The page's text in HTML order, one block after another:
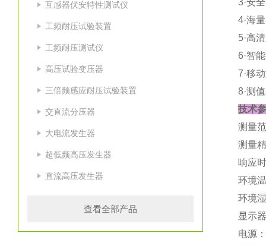
互感器伏安特性测试仪
工频耐压试验装置
工频耐压测试仪
高压试验变压器
三倍频感应耐压试验装置
交直流分压器
大电流发生器
超低频高压发生器
直流高压发生器
查看全部产品
3·安
4·海
5·高
6·智
7·移
8·测
技术
测量
测量
响应
环境
环境
显示
电源